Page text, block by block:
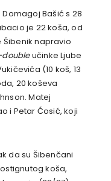
Bašić s 28
je 22 koša, od
Šibenik napravio
učinke Ljube
(10 koš, 13
20 koševa
Matej
i Petar Ćosić, koji
da su Šibenčani
koša,